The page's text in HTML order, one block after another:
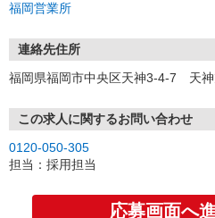
①応募から3営業日を目安に、メー
★スマホでWEB面接（LINEなど）
す
③面接実施（履歴書不要）
※ご希望があれば、職場見学の調整
お気軽にご応募ください♪
福岡営業所
連絡先住所
福岡県福岡市中央区天神3-4-7 天
この求人に関するお問い合わせ
0120-050-305
担当：採用担当
応募画面へ